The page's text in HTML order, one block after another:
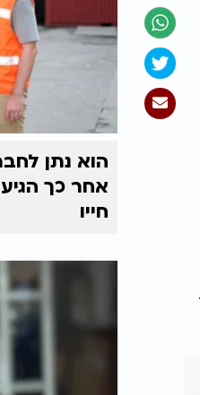
הוא נתן
אחר כך
חייו